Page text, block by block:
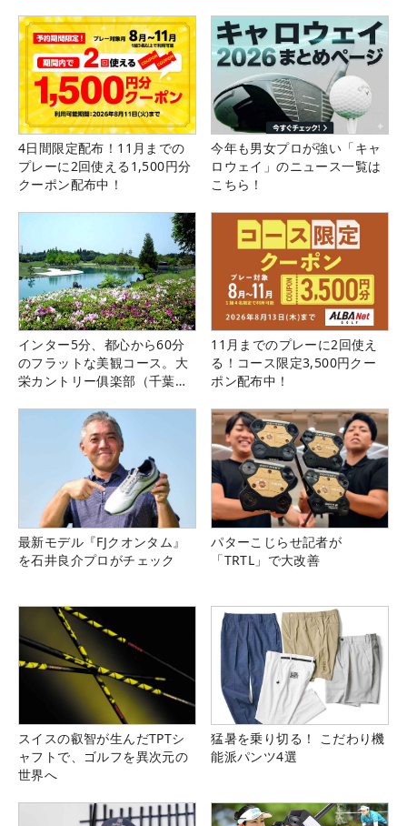
4日間限定配布！11月までの
プレーに2回使える1,500円分
クーポン配布中！
今年も男女プロが強い「キャ
ロウェイ」のニュース一覧は
こちら！
インター5分、都心から60分
のフラットな美観コース。大
栄カントリー俱楽部（千葉
11月までのプレーに2回使え
る！コース限定3,500円クー
ポン配布中！
最新モデル『FJクオンタム』
を石井良介プロがチェック
パターこじらせ記者が
「TRTL」で大改善
スイスの叡智が生んだTPTシ
ャフトで、ゴルフを異次元の
世界へ
猛暑を乗り切る！ こだわり機
能派パンツ4選